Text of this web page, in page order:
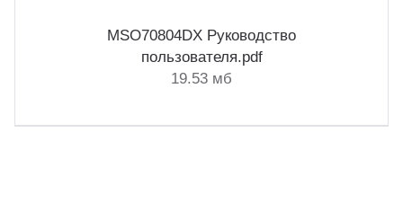
MSO70804DX Руководство
пользователя.pdf
19.53 мб